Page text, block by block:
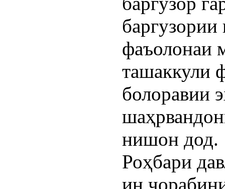
фаъолонаи
ташаккули
болоравии
нишон дод.
Роҳбари
ин